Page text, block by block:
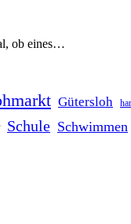
ob eines…
Gütersloh
Schule Schwimmen